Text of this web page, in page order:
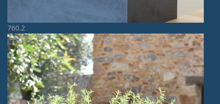
760.2